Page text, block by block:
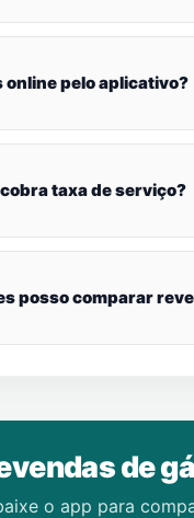
online pelo aplicativo?
taxa de serviço?
posso comparar
de
o app para